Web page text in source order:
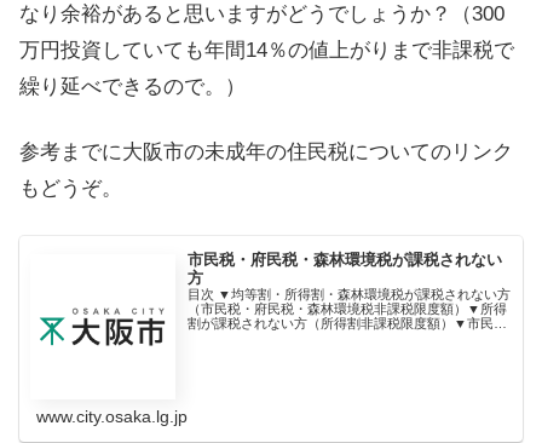
なり余裕があると思いますがどうでしょうか？（300
万円投資していても年間14％の値上がりまで非課税で
繰り延べできるので。）
参考までに大阪市の未成年の住民税についてのリンク
もどうぞ。
市民税・府民税・森林環境税が課税されない
方
目次 ▼均等割・所得割・森林環境税が課税されない方
（市民税・府民税・森林環境税非課税限度額）▼所得
割が課税されない方（所得割非課税限度額）▼市民
www.city.osaka.lg.jp